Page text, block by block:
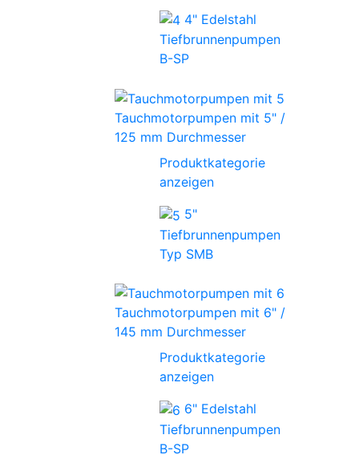
4" Edelstahl
Tiefbrunnenpumpen
B-SP
Tauchmotorpumpen mit 5" /
125 mm Durchmesser
Produktkategorie
anzeigen
5"
Tiefbrunnenpumpen
Typ SMB
Tauchmotorpumpen mit 6" /
145 mm Durchmesser
Produktkategorie
anzeigen
6" Edelstahl
Tiefbrunnenpumpen
B-SP